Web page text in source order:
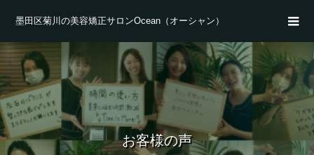
墨田区菊川の美容矯正サロンOcean（オーシャン）
お客様の声